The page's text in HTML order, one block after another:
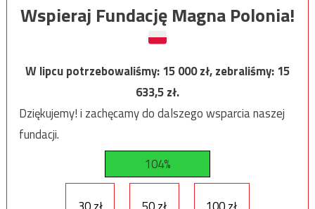
Wspieraj Fundację Magna Polonia!
W lipcu potrzebowaliśmy:15 000zł, zebraliśmy:15
633,5zł.
Dziękujemy! i zachęcamy do dalszego wsparcia naszej
fundacji.
104%